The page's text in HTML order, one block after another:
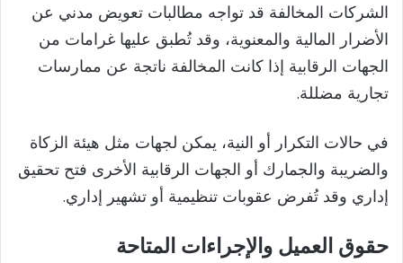
الشركات المخالفة قد تواجه مطالبات تعويض مدني عن
الأضرار المالية والمعنوية، وقد تُطبق عليها غرامات من
الجهات الرقابية إذا كانت المخالفة ناتجة عن ممارسات
تجارية مضللة.
في حالات التكرار أو النية، يمكن لجهات مثل هيئة الزكاة
والضريبة والجمارك أو الجهات الرقابية الأخرى فتح تحقيق
إداري وقد تُفرض عقوبات تنظيمية أو تشهير إداري.
حقوق العميل والإجراءات المتاحة